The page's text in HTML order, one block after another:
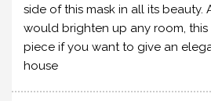
side of this mask in all its beauty.
would brighten up any room, this
piece if you want to give an
house